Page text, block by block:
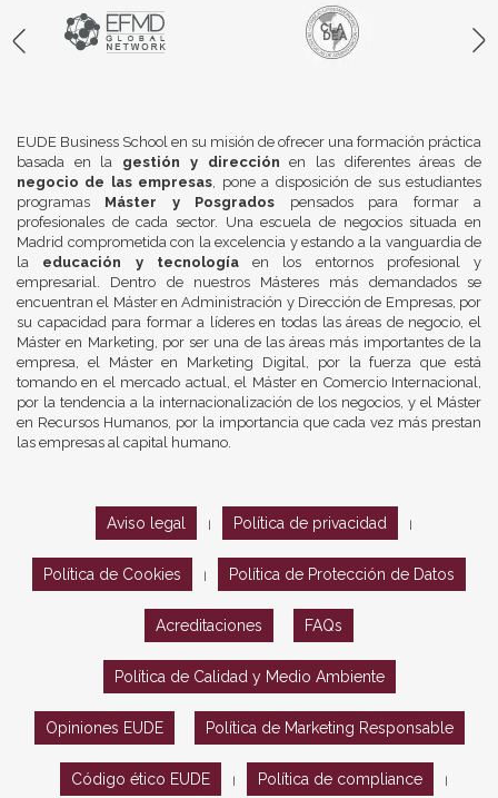
EUDE Business School en su misión de ofrecer una formación práctica
basada en la gestión y dirección en las diferentes áreas de
negocio de las empresas , pone a disposición de sus estudiantes
programas Máster y Posgrados pensados para formar a
profesionales de cada sector. Una escuela de negocios situada en
Madrid comprometida con la excelencia y estando a la vanguardia de
la educación y tecnologíaen los entornos profesional y
empresarial. Dentro de nuestros Másteres más demandados se
encuentran el Máster en Administración y Dirección de Empresas, por
su capacidad para formar a líderes en todas las áreas de negocio, el
Máster en Marketing, por ser una de las áreas más importantes de la
empresa, el Máster en Marketing Digital, por la fuerza que está
tomando en el mercado actual, el Máster en Comercio Internacional,
por la tendencia a la internacionalización de los negocios, y el Máster
en Recursos Humanos, por la importancia que cada vez más prestan
las empresas al capital humano.
Aviso legal Política de privacidad
Política de Cookies Política de Protección de Datos
Acreditaciones FAQs
Política de Calidad y Medio Ambiente
Opiniones EUDE Política de Marketing Responsable
Código ético EUDE Política de compliance